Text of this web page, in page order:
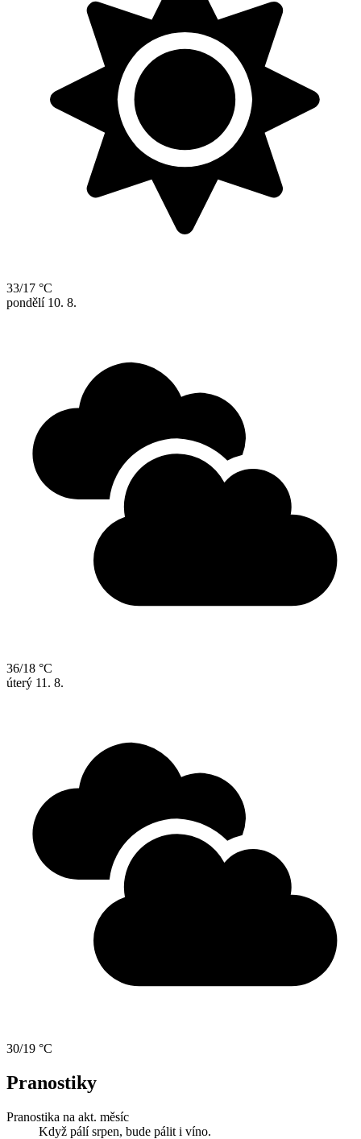
33/17 °C
pondělí 10. 8.
36/18 °C
úterý 11. 8.
30/19 °C
Pranostiky
Pranostika na akt. měsíc
Když pálí srpen, bude pálit i víno.